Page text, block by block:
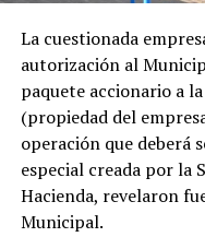
La cuestionada
autorización al
paquete accionario a
(propiedad del
operación que deberá
especial creada por la
Hacienda, revelaron
Municipal.